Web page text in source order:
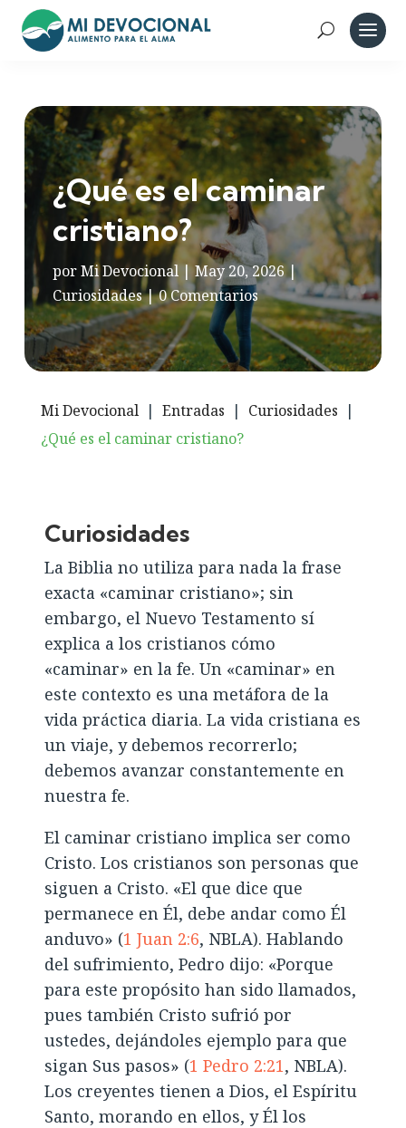
¿Qué es el caminar
cristiano?
porMi Devocional|May 20, 2026|
Curiosidades|0 Comentarios
Mi Devocional | Entradas | Curiosidades |
¿Qué es el caminar cristiano?
Curiosidades
La Biblia no utiliza para nada la frase
exacta «caminar cristiano»; sin
embargo, el Nuevo Testamento sí
explica a los cristianos cómo
«caminar» en la fe. Un «caminar» en
este contexto es una metáfora de la
vida práctica diaria. La vida cristiana es
un viaje, y debemos recorrerlo;
debemos avanzar constantemente en
nuestra fe.
El caminar cristiano implica ser como
Cristo. Los cristianos son personas que
siguen a Cristo. «El que dice que
permanece en Él, debe andar como Él
anduvo» (1 Juan 2:6, NBLA). Hablando
del sufrimiento, Pedro dijo: «Porque
para este propósito han sido llamados,
pues también Cristo sufrió por
ustedes, dejándoles ejemplo para que
sigan Sus pasos» (1 Pedro 2:21, NBLA).
Los creyentes tienen a Dios, el Espíritu
Santo, morando en ellos, y Él los